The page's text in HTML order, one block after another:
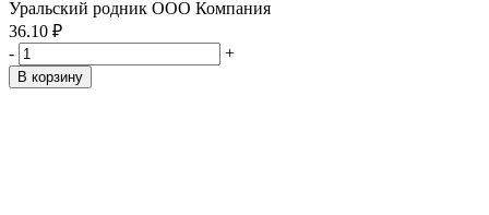
Уральский родник ООО Компания
36.10 ₽
-
+
В корзину